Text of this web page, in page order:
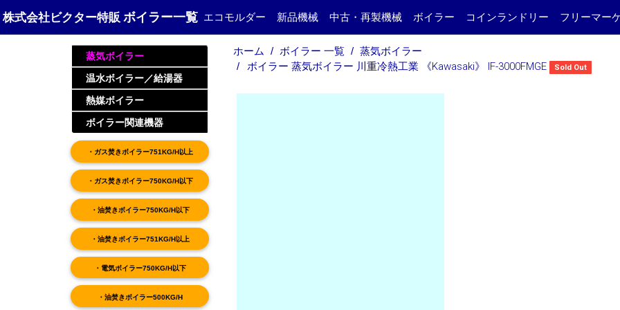
株式会社ビクター特販 ボイラー一覧 エコモルダー 新品機械 中古・再製機械 ボイラー コインランドリー フリーマー
蒸気ボイラー
温水ボイラー／給湯器
熱媒ボイラー
ボイラー関連機器
・ガス焚きボイラー751KG/H以上
・ガス焚きボイラー750KG/H以下
・油焚きボイラー750KG/H以下
・油焚きボイラー751KG/H以上
・電気ボイラー750KG/H以下
・油焚きボイラー500KG/H
ホーム ボイラー 一覧 蒸気ボイラー
ボイラー 蒸気ボイラー 川重冷熱工業 《Kawasaki》 IF-3000FMGE Sold Out